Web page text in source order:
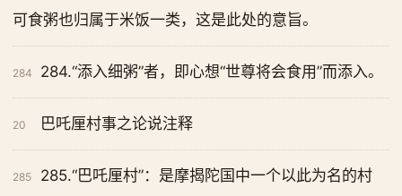
可食粥也归属于米饭一类，这是此处的意旨。
284 284.“添入细粥”者，即心想“世尊将会食用”而添入。
20 巴吒厘村事之论说注释
285
285.“巴吒厘村”：是摩揭陀国中一个以此为名的村